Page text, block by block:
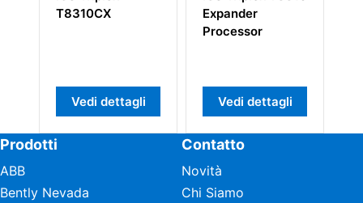
Vedi dettagli Vedi dettagli
Prodotti
ABB
Bently Nevada
Contatto
Novità
Chi Siamo